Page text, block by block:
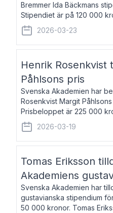
Bremmer Ida Bäckmans
Stipendiet är på 120 000
1977, är journalist och
boken Ligan.
2026-03-23
Henrik Rosenkvist
Påhlsons pris
Svenska Akademien har
Rosenkvist Margit
Prisbeloppet är 225 000
född 1965, är professor i
universitet. Han
2026-03-19
Tomas Eriksson
Akademiens
Svenska Akademien har
gustavianska stipendium
50 000 kronor. Tomas